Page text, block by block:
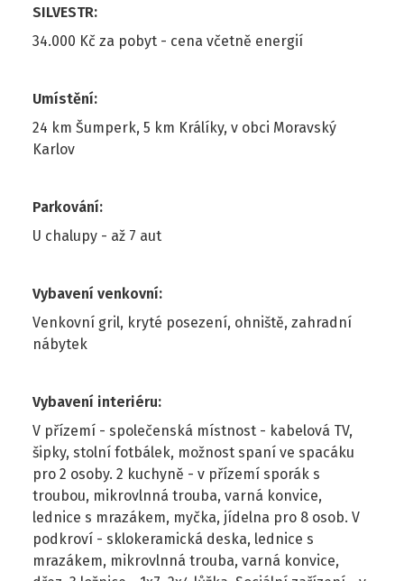
SILVESTR:
34.000 Kč za pobyt - cena včetně energií
Umístění:
24 km Šumperk, 5 km Králíky, v obci Moravský
Karlov
Parkování:
U chalupy - až 7 aut
Vybavení venkovní:
Venkovní gril, kryté posezení, ohniště, zahradní
nábytek
Vybavení interiéru:
V přízemí - společenská místnost - kabelová TV,
šipky, stolní fotbálek, možnost spaní ve spacáku
pro 2 osoby. 2 kuchyně - v přízemí sporák s
troubou, mikrovlnná trouba, varná konvice,
lednice s mrazákem, myčka, jídelna pro 8 osob. V
podkroví - sklokeramická deska, lednice s
mrazákem, mikrovlnná trouba, varná konvice,